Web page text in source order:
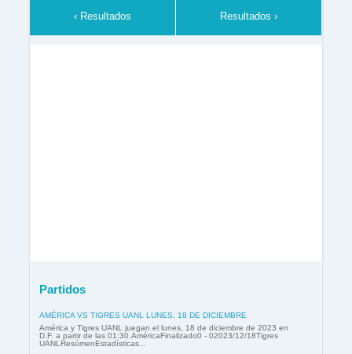
‹ Resultados Resultados ›
Partidos
AMÉRICA VS TIGRES UANL LUNES, 18 DE DICIEMBRE
América y Tigres UANL juegan el lunes, 18 de diciembre de 2023 en
D.F. a partir de las 01:30.AméricaFinalizado0 - 02023/12/18Tigres
UANLResúmenEstadísticas...